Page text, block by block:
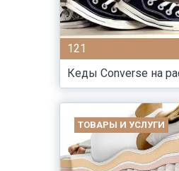
121
Кеды Converse на
ТОВАРЫ И УСЛУГИ